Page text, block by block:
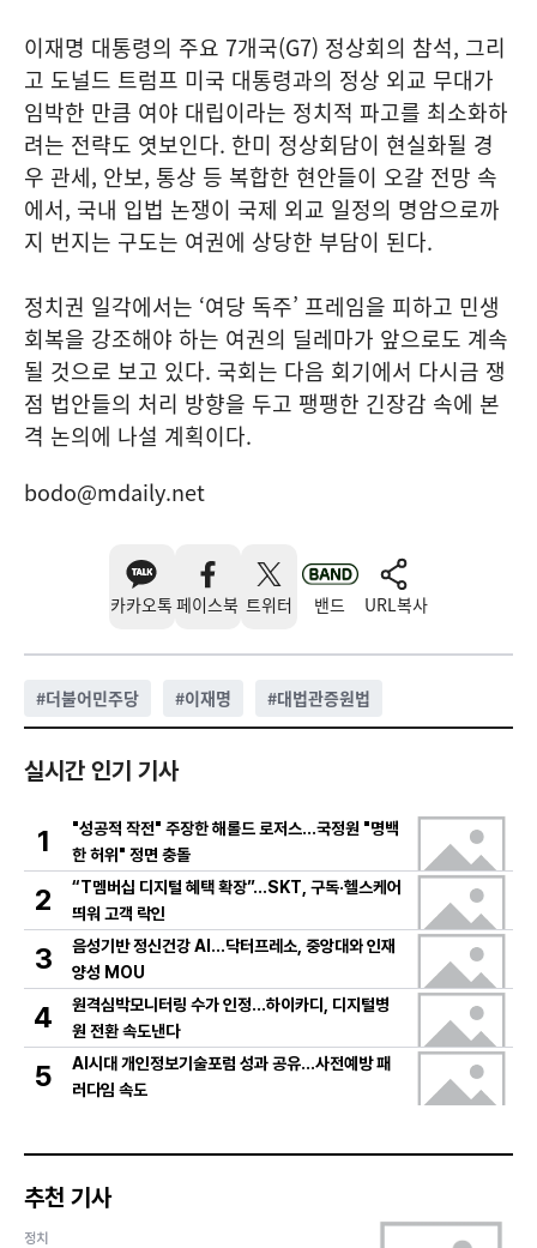
이재명 대통령의 주요 7개국(G7) 정상회의 참석, 그리
고 도널드 트럼프 미국 대통령과의 정상 외교 무대가
임박한 만큼 여야 대립이라는 정치적 파고를 최소화하
려는 전략도 엿보인다. 한미 정상회담이 현실화될 경
우 관세, 안보, 통상 등 복합한 현안들이 오갈 전망 속
에서, 국내 입법 논쟁이 국제 외교 일정의 명암으로까
지 번지는 구도는 여권에 상당한 부담이 된다.
정치권 일각에서는 ‘여당 독주’ 프레임을 피하고 민생
회복을 강조해야 하는 여권의 딜레마가 앞으로도 계속
될 것으로 보고 있다. 국회는 다음 회기에서 다시금 쟁
점 법안들의 처리 방향을 두고 팽팽한 긴장감 속에 본
격 논의에 나설 계획이다.
bodo@mdaily.net
카카오톡 페이스북 트위터 밴드 URL복사
#더불어민주당 #이재명 #대법관증원법
실시간 인기 기사
1
"성공적 작전" 주장한 해롤드 로저스…국정원 "명백
한 허위" 정면 충돌
2
“T멤버십 디지털 혜택 확장”…SKT, 구독·헬스케어
띄워 고객 락인
3
음성기반 정신건강 AI…닥터프레소, 중앙대와 인재
양성 MOU
4
원격심박모니터링 수가 인정…하이카디, 디지털병
원 전환 속도낸다
5
AI시대 개인정보기술포럼 성과 공유…사전예방 패
러다임 속도
추천 기사
정치